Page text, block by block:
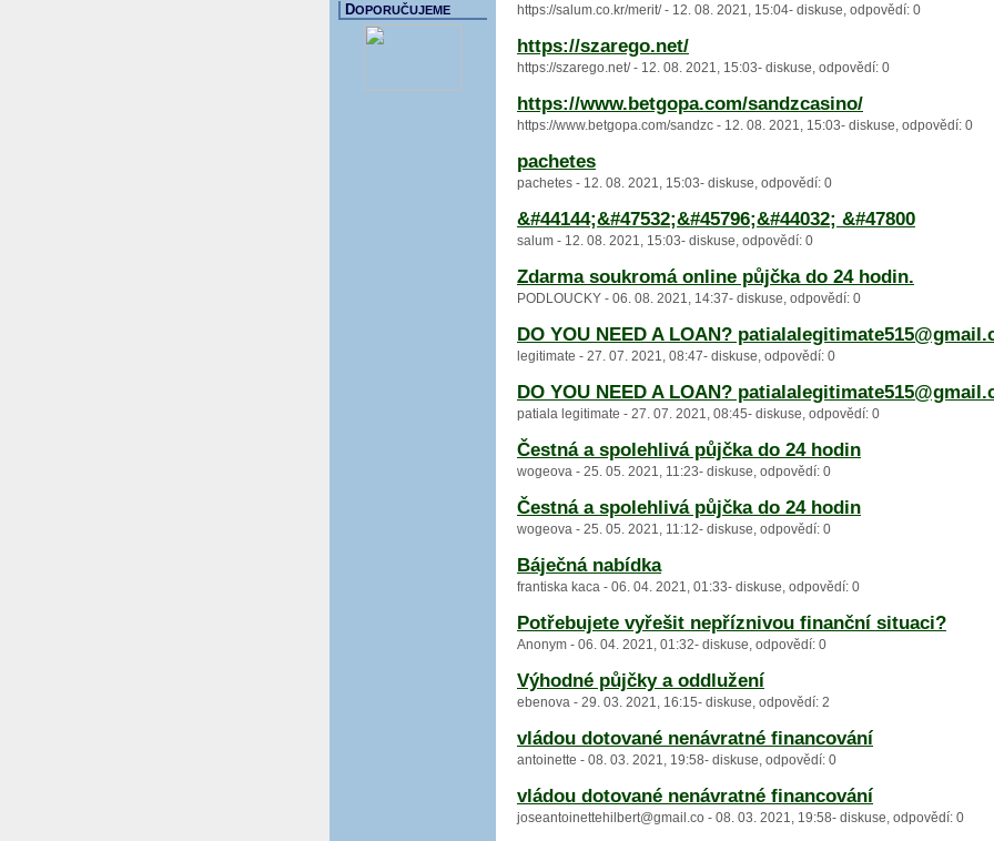
https://salum.co.kr/merit/ - 12. 08. 2021, 15:04- diskuse, odpovědí: 0
https://szarego.net/
https://szarego.net/ - 12. 08. 2021, 15:03- diskuse, odpovědí: 0
https://www.betgopa.com/sandzcasino/
https://www.betgopa.com/sandzc - 12. 08. 2021, 15:03- diskuse, odpovědí: 0
pachetes
pachetes - 12. 08. 2021, 15:03- diskuse, odpovědí: 0
&#44144;&#47532;&#45796;&#44032; &#47800
salum - 12. 08. 2021, 15:03- diskuse, odpovědí: 0
Zdarma soukromá online půjčka do 24 hodin.
PODLOUCKY - 06. 08. 2021, 14:37- diskuse, odpovědí: 0
DO YOU NEED A LOAN?
legitimate - 27. 07. 2021, 08:47- diskuse, odpovědí: 0
DO YOU NEED A LOAN?
patiala legitimate - 27. 07. 2021, 08:45- diskuse, odpovědí: 0
Čestná a spolehlivá půjčka do 24 hodin
wogeova - 25. 05. 2021, 11:23- diskuse, odpovědí: 0
Čestná a spolehlivá půjčka do 24 hodin
wogeova - 25. 05. 2021, 11:12- diskuse, odpovědí: 0
Báječná nabídka
frantiska kaca - 06. 04. 2021, 01:33- diskuse, odpovědí: 0
Potřebujete vyřešit nepříznivou finanční situaci?
Anonym - 06. 04. 2021, 01:32- diskuse, odpovědí: 0
Výhodné půjčky a oddlužení
ebenova - 29. 03. 2021, 16:15- diskuse, odpovědí: 2
vládou dotované nenávratné financování
antoinette - 08. 03. 2021, 19:58- diskuse, odpovědí: 0
vládou dotované nenávratné financování
joseantoinettehilbert@gmail.co - 08. 03. 2021, 19:58- diskuse, odpovědí: 0
DOPORUČUJEME